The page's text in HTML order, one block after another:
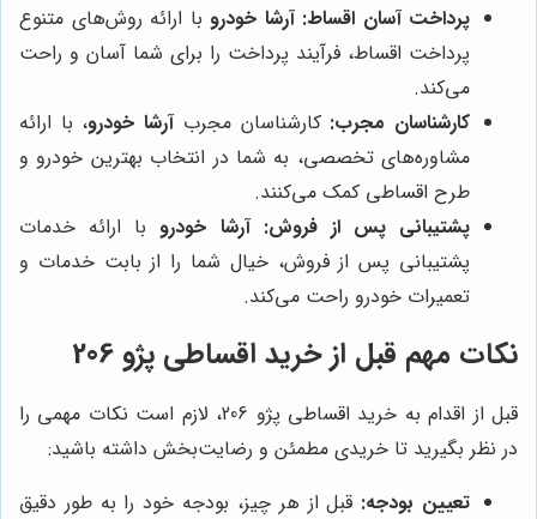
پرداخت آسان اقساط: آرشا خودرو با ارائه روش‌های متنوع
پرداخت اقساط، فرآیند پرداخت را برای شما آسان و راحت
می‌کند.
کارشناسان مجرب: کارشناسان مجربآرشا خودرو، با ارائه
مشاوره‌های تخصصی، به شما در انتخاب بهترین خودرو و
طرح اقساطی کمک می‌کنند.
پشتیبانی پس از فروش: آرشا خودرو با ارائه خدمات
پشتیبانی پس از فروش، خیال شما را از بابت خدمات و
تعمیرات خودرو راحت می‌کند.
نکات مهم قبل از خرید اقساطی پژو 206
قبل از اقدام به خرید اقساطی پژو 206، لازم است نکات مهمی را
در نظر بگیرید تا خریدی مطمئن و رضایت‌بخش داشته باشید:
تعیین بودجه: قبل از هر چیز، بودجه خود را به طور دقیق